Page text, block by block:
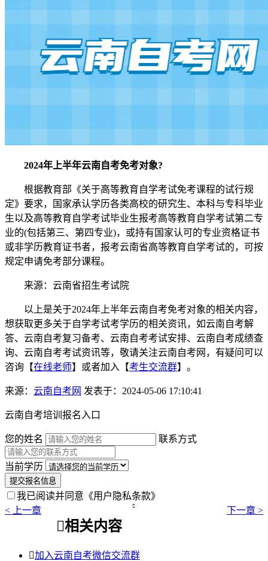
2024年上半年云南自考免考对象?
根据教育部《关于高等教育自学考试免考课程的试行规
定》要求，国家承认学历各类高校的研究生、本科与专科毕业
生以及高等教育自学考试毕业生报考高等教育自学考试第二专
业的(包括第三、第四专业)，或持有国家认可的专业资格证书
或非学历教育证书者，报考云南省高等教育自学考试的，可按
规定申请免考部分课程。
来源：云南省招生考试院
以上是关于2024年上半年云南自考免考对象的相关内容，
想获取更多关于自学考试考学历的相关资讯，如云南自考解
答、云南自考复习备考、云南自考考试安排、云南自考成绩查
询、云南自考考试资讯等，敬请关注云南自考网，有疑问可以
咨询【在线老师】或者加入【考生交流群】。
来源： 云南自考网 发表于：2024-05-06 17:10:41
云南自考培训报名入口
您的姓名 联系方式
当前学历
提交报名信息
我已阅读并同意 《用户隐私条款》
< 上一章
 下一章 >
相关内容
加入云南自考微信交流群